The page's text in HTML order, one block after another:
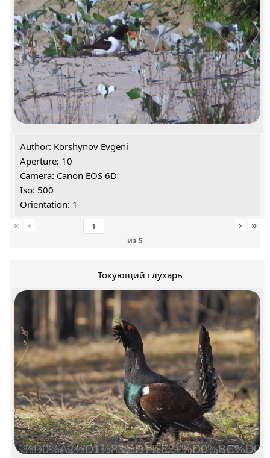
Author: Korshynov Evgeni
Aperture: 10
Camera: Canon EOS 6D
Iso: 500
Orientation: 1
«
‹
из 5
› »
Токующий глухарь